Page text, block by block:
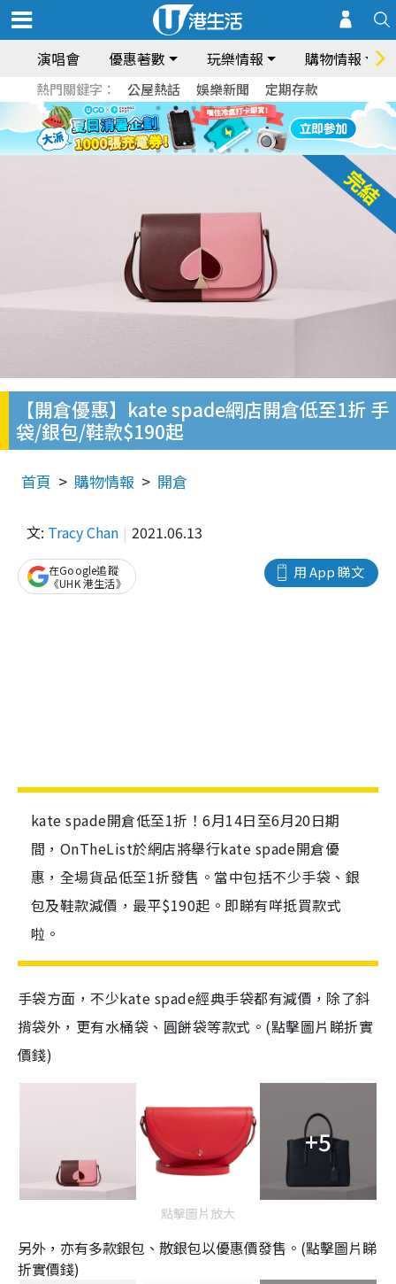
演唱會 優惠著數 玩樂情報 購物情報
熱門關鍵字： 公屋熱話 娛樂新聞 定期存款
【開倉優惠】kate spade網店開倉低至1折 手
袋/銀包/鞋款$190起
首頁 購物情報 開倉
文: Tracy Chan 2021.06.13
用 App 睇文
在Google追蹤
《UHK 港生活》
kate spade開倉低至1折！6月14日至6月20日期
間，OnTheList於網店將舉行kate spade開倉優
惠，全場貨品低至1折發售。當中包括不少手袋、銀
包及鞋款減價，最平$190起。即睇有咩抵買款式
啦。
手袋方面，不少kate spade經典手袋都有減價，除了斜
揹袋外，更有水桶袋、圓餅袋等款式。(點擊圖片睇折實
價錢)
+5
點擊圖片放大
另外，亦有多款銀包、散銀包以優惠價發售。(點擊圖片睇
折實價錢)